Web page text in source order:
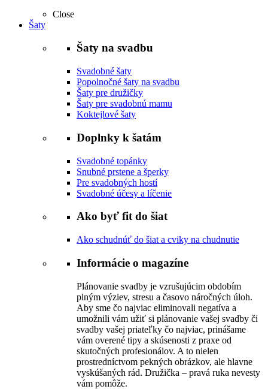
Close
Šaty
Šaty na svadbu
Svadobné šaty
Popolnočné šaty na svadbu
Šaty pre družičky
Šaty pre svadobnú mamu
Koktejlové šaty
Doplnky k šatám
Svadobné topánky
Snubné prstene a šperky
Pre svadobných hostí
Svadobné účesy a líčenie
Ako byť fit do šiat
Ako schudnúť do šiat a cviky na chudnutie
Informácie o magazíne
Plánovanie svadby je vzrušujúcim obdobím
plným výziev, stresu a časovo náročných úloh.
Aby sme čo najviac eliminovali negatíva a
umožnili vám užiť si plánovanie vašej svadby či
svadby vašej priateľky čo najviac, prinášame
vám overené tipy a skúsenosti z praxe od
skutočných profesionálov. A to nielen
prostredníctvom pekných obrázkov, ale hlavne
vyskúšaných rád. Družička – pravá ruka nevesty
vám pomôže.